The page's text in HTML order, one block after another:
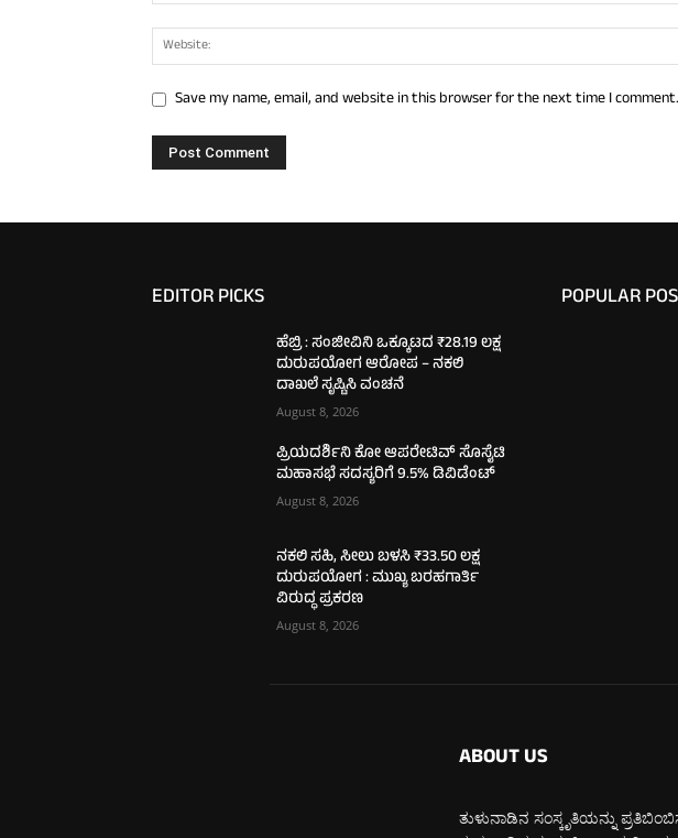
Save my name, email, and website in this browser for the next time I comment.
EDITOR PICKS
ಹೆಬ್ರಿ : ಸಂಜೀವಿನಿ ಒಕ್ಕೂಟದ ₹28.19 ಲಕ್ಷ
ದುರುಪಯೋಗ ಆರೋಪ – ನಕಲಿ
ದಾಖಲೆ ಸೃಷ್ಟಿಸಿ ವಂಚನೆ
August 8, 2026
ಪ್ರಿಯದರ್ಶಿನಿ ಕೋ ಆಪರೇಟಿವ್ ಸೊಸೈಟಿ
ಮಹಾಸಭೆ ಸದಸ್ಯರಿಗೆ 9.5% ಡಿವಿಡೆಂಟ್
August 8, 2026
ನಕಲಿ ಸಹಿ, ಸೀಲು ಬಳಸಿ ₹33.50 ಲಕ್ಷ
ದುರುಪಯೋಗ : ಮುಖ್ಯ ಬರಹಗಾರ್ತಿ
ವಿರುದ್ಧ ಪ್ರಕರಣ
August 8, 2026
POPULAR
ABOUT US
ತುಳುನಾಡಿನ ಸಂಸ್ಕೃತಿಯನ್ನು